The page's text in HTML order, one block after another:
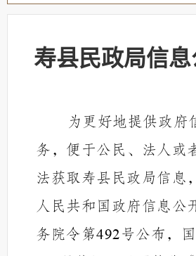
寿县民政局信
为更好地提供政府
务，便于公民、法人或
法获取寿县民政局信息
人民共和国政府信息公
务院令第492号公布，